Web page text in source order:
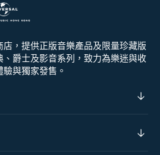
，提供正版音樂產品及限量珍藏版
爵士及影音系列，致力為樂迷與收
與獨家發售。